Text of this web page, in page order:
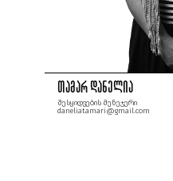
თამარ დანელია
შესყიდვების მენეჯერი
daneliatamari@gmail.com